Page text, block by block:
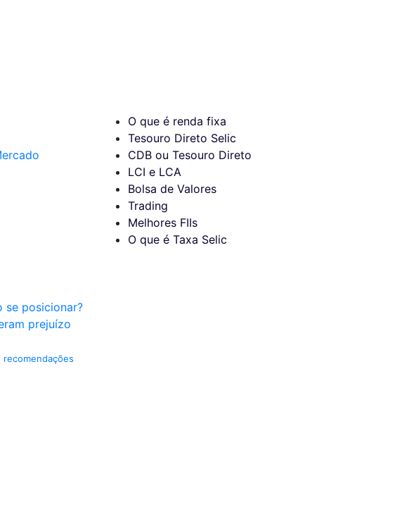
se posicionar?
prejuízo
O que é renda fixa
Tesouro Direto Selic
CDB ou Tesouro Direto
LCI e LCA
Bolsa de Valores
Trading
Melhores FIIs
O que é Taxa Selic
recomendações